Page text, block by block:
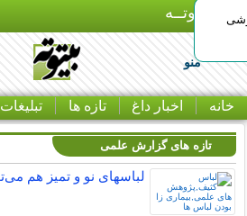
بـیتوتــه
منو
خانه اخبار داغ تازه ها
تازه های گزارش علمی
لباس‎های نو و تمیز هم می‌توانند بیماری‌زا باشند!